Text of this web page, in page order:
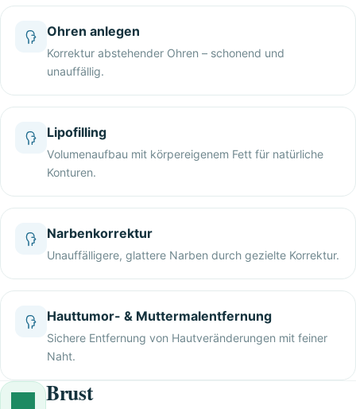
Ohren anlegen
Korrektur abstehender Ohren – schonend und
unauffällig.
Lipofilling
Volumenaufbau mit körpereigenem Fett für natürliche
Konturen.
Narbenkorrektur
Unauffälligere, glattere Narben durch gezielte Korrektur.
Hauttumor- & Muttermalentfernung
Sichere Entfernung von Hautveränderungen mit feiner
Naht.
Brust